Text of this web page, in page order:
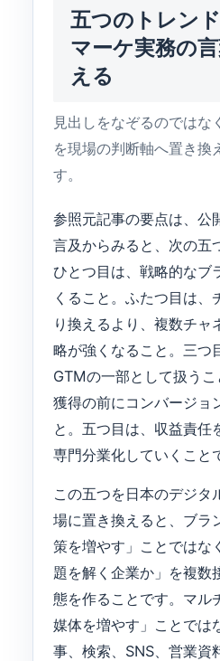
五つのトレン
マーケ実務の
える
見出しをなぞるのではな
を現場の判断軸へ置き換
す。
参照元記事の要点は、公
言及からみると、次の五
ひとつ目は、戦略的なブ
くること。ふたつ目は、
り換えるより、複数チャ
略が強くなること。三つ
GTMの一部として扱う
獲得の前にコンバージョ
と。五つ目は、収益責任
専門分業化していくこと
この五つを日本のデジタ
場に置き換えると、ブラ
策を増やす」ことではな
題を解く企業か」を複数
態を作ることです。マル
媒体を増やす」ことでは
事、検索、SNS、営業資